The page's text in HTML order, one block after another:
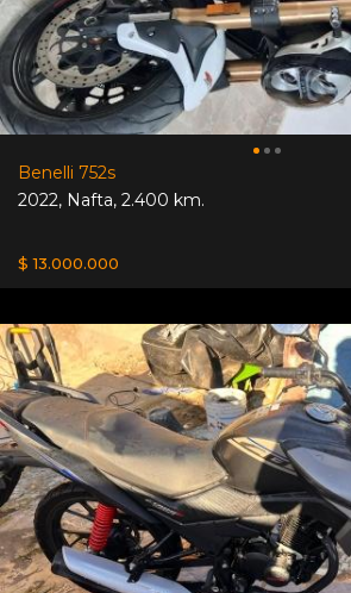
Benelli 752s
2022, Nafta, 2.400 km.
$ 13.000.000